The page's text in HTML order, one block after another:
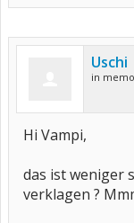
Uschi
in
Hi Vampi,
das ist weniger
verklagen ?